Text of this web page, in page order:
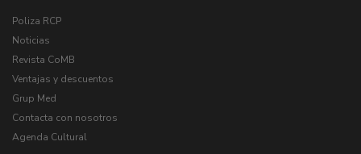
Poliza RCP
Noticias
Revista CoMB
Ventajas y descuentos
Grup Med
Contacta con nosotros
Agenda Cultural